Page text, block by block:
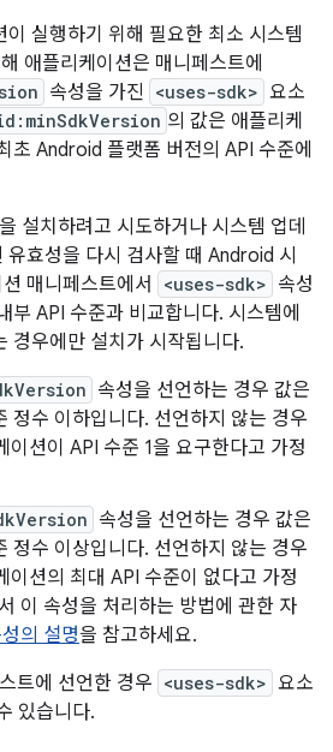
실행하기 위해 필요한 최소 시스템
애플리케이션은 매니페스트에
속성을 가진 <uses-sdk> 요소
의 값은 애플리케
초 Android 플랫폼 버전의 API 수준에
설치하려고 시도하거나 시스템 업데
효성을 다시 검사할 때 Android 시
매니페스트에서
<uses-sdk> 속성
부 API 수준과 비교합니다. 시스템에
경우에만 설치가 시작됩니다.
속성을 선언하는 경우 값은
정수 이하입니다. 선언하지 않는 경우
이션이 API 수준 1을 요구한다고 가정
속성을 선언하는 경우 값은
정수 이상입니다. 선언하지 않는 경우
이션의 최대 API 수준이 없다고 가정
이 속성을 처리하는 방법에 관한 자
의 설명을 참고하세요.
트에 선언한 경우 <uses-sdk> 요소
있습니다.